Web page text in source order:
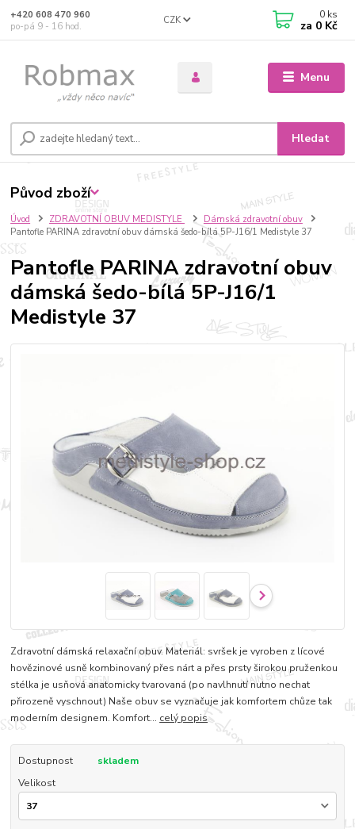
Menu
CZK
Hledat
+420 608 470 960
po-pá 9 - 16 hod.
0 ks
za 0 Kč
Úvod ZDRAVOTNÍ OBUV MEDISTYLE
Dámská zdravotní obuv
Pantofle PARINA zdravotní obuv dámská šedo-bílá 5P-J16/1 Medistyle 37
Pantofle PARINA zdravotní obuv
dámská šedo-bílá 5P-J16/1
Medistyle 37
Zdravotní dámská relaxační obuv. Materiál: svršek je vyroben z lícové
hovězinové usně kombinovaný přes nárt a přes prsty širokou pruženkou
stélka je usňová anatomicky tvarovaná (po navlhnutí nutno nechat
přirozeně vyschnout) Naše obuv se vyznačuje jak komfortem chůze tak
moderním designem. Komfort... celý popis
Dostupnost
skladem
Velikost
Původ zboží